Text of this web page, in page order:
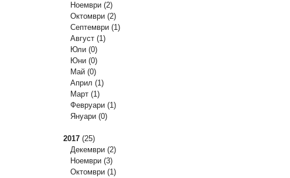
Ноември (2)
Октомври (2)
Септември (1)
Август (1)
Юли (0)
Юни (0)
Май (0)
Април (1)
Март (1)
Февруари (1)
Януари (0)
2017 (25)
Декември (2)
Ноември (3)
Октомври (1)